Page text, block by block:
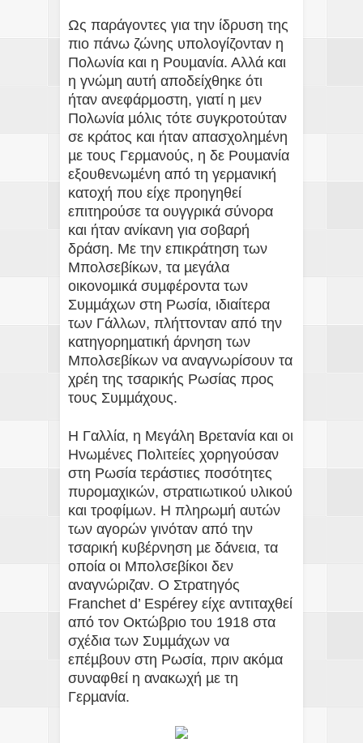
Ως παράγοντες για την ίδρυση της
πιο πάνω ζώνης υπολογίζονταν η
Πολωνία και η Ρουµανία. Αλλά και
η γνώµη αυτή αποδείχθηκε ότι
ήταν ανεφάρµοστη, γιατί η µεν
Πολωνία µόλις τότε συγκροτούταν
σε κράτος και ήταν απασχοληµένη
µε τους Γερµανούς, η δε Ρουµανία
εξουθενωµένη από τη γερµανική
κατοχή που είχε προηγηθεί
επιτηρούσε τα ουγγρικά σύνορα
και ήταν ανίκανη για σοβαρή
δράση. Με την επικράτηση των
Μπολσεβίκων, τα µεγάλα
οικονοµικά συµφέροντα των
Συµµάχων στη Ρωσία, ιδιαίτερα
των Γάλλων, πλήττονταν από την
κατηγορηµατική άρνηση των
Μπολσεβίκων να αναγνωρίσουν τα
χρέη της τσαρικής Ρωσίας προς
τους Συµµάχους.
Η Γαλλία, η Μεγάλη Βρετανία και οι
Ηνωµένες Πολιτείες χορηγούσαν
στη Ρωσία τεράστιες ποσότητες
πυροµαχικών, στρατιωτικού υλικού
και τροφίµων. Η πληρωµή αυτών
των αγορών γινόταν από την
τσαρική κυβέρνηση µε δάνεια, τα
οποία οι Μπολσεβίκοι δεν
αναγνώριζαν. Ο Στρατηγός
Franchet d’ Espérey είχε αντιταχθεί
από τον Οκτώβριο του 1918 στα
σχέδια των Συµµάχων να
επέµβουν στη Ρωσία, πριν ακόµα
συναφθεί η ανακωχή µε τη
Γερµανία.